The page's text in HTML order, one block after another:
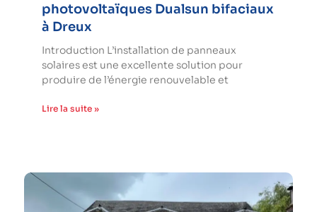
photovoltaïques Dualsun bifaciaux
à Dreux
Introduction L’installation de panneaux
solaires est une excellente solution pour
produire de l’énergie renouvelable et
Lire la suite »